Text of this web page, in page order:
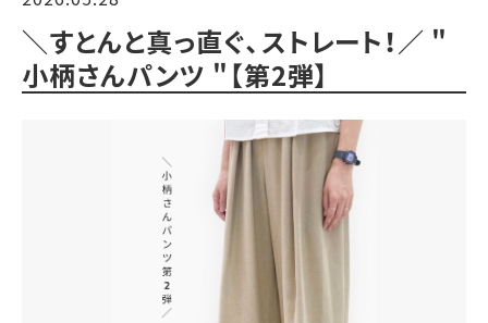
＼すとんと真っ直ぐ、ストレート！／ "
小柄さんパンツ "【第2弾】